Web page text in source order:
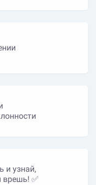
и узнай,
врешь! ✅